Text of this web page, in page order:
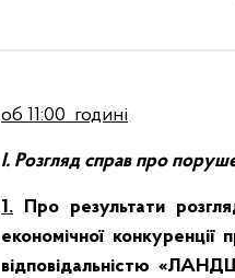
об 11:00 годині
І. Розгляд справ про
1. Про результати
економічної
відповідальністю